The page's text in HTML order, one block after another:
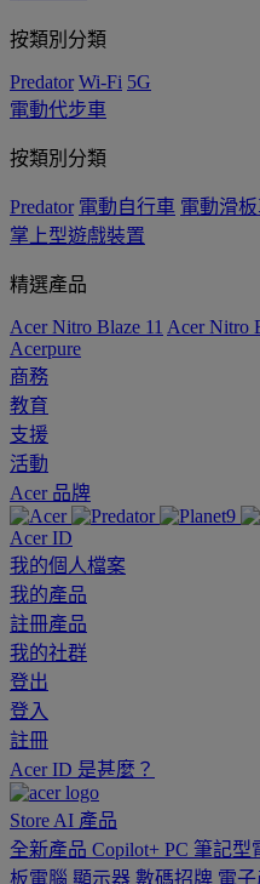
按類別分類
Predator Wi-Fi 5G
電動代步車
按類別分類
Predator 電動自行車 電動滑
掌上型遊戲裝置
精選產品
Acer Nitro Blaze 11 Acer Nitro
Acerpure
商務
教育
支援
活動
Acer 品牌
Acer ID
我的個人檔案
我的產品
註冊產品
我的社群
登出
登入
註冊
Acer ID 是甚麼？
Store AI 產品
全新產品 Copilot+ PC 筆記型
板電腦 顯示器 數碼招牌 電